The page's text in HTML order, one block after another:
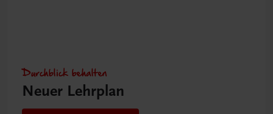
Durchblick behalten
Neuer Lehrplan